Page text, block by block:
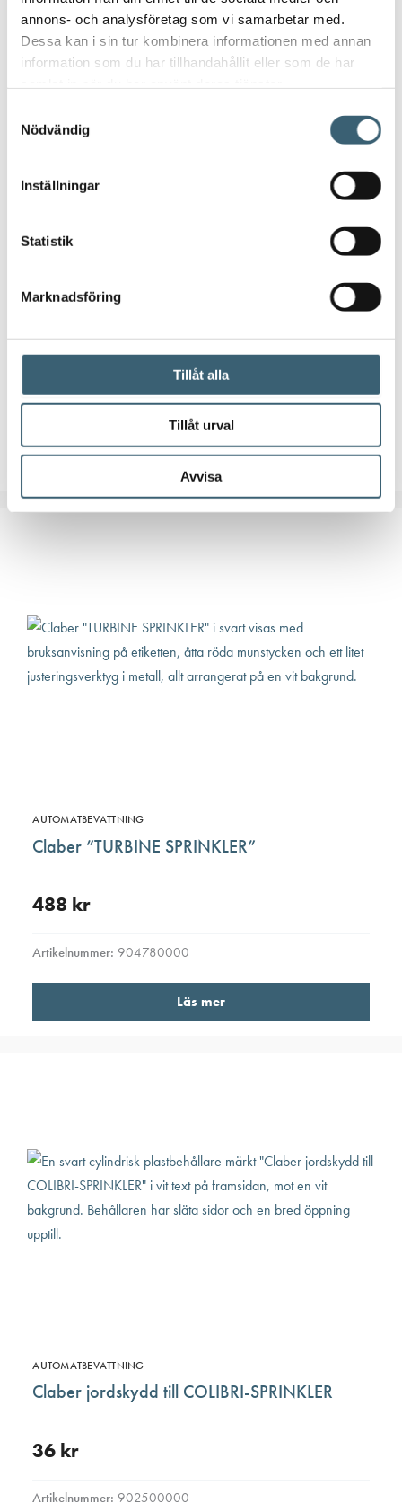
annons- och analysföretag som vi samarbetar med.
Dessa kan i sin tur kombinera informationen med annan
information som du har tillhandahållit eller som de har
Nödvändig
Inställningar
Statistik
Marknadsföring
Tillåt alla
Tillåt urval
Avvisa
Claber POP-UP sprinkler 360° – 4″
93kr
Artikelnummer:900430000
Lägg till i varukorg
AUTOMATBEVATTNING
Claber ”TURBINE SPRINKLER”
488 kr
Artikelnummer: 904780000
Läs mer
AUTOMATBEVATTNING
Claber jordskydd till COLIBRI-SPRINKLER
36 kr
Artikelnummer: 902500000